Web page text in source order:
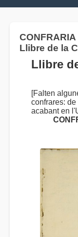
Llibre de la
Llibre
[Falten
confrares:
acabant en